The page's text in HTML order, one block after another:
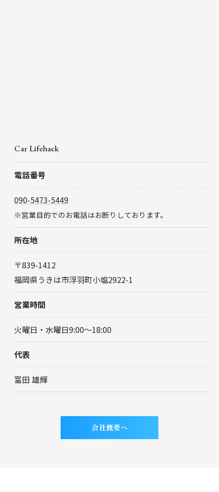
Car Lifehack
電話番号
090-5473-5449
※営業目的でのお電話はお断りしております。
所在地
〒839-1412
福岡県うきは市浮羽町小塩2922-1
営業時間
火曜日・水曜日9:00～18:00
代表
富田 雄輝
会社概要へ
ご予約はこちら